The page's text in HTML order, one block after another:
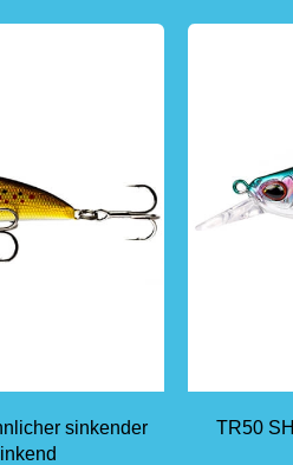
sinkender
TR50